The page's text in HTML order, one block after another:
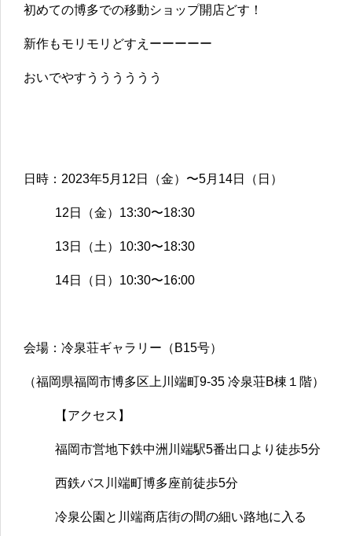
初めての博多での移動ショップ開店どす！
新作もモリモリどすえーーーーー
おいでやすうううううう
日時：2023年5月12日（金）〜5月14日（日）
12日（金）13:30〜18:30
13日（土）10:30〜18:30
14日（日）10:30〜16:00
会場：冷泉荘ギャラリー（B15号）
（福岡県福岡市博多区上川端町9-35 冷泉荘B棟１階）
【アクセス】
福岡市営地下鉄中洲川端駅5番出口より徒歩5分
西鉄バス川端町博多座前徒歩5分
冷泉公園と川端商店街の間の細い路地に入る